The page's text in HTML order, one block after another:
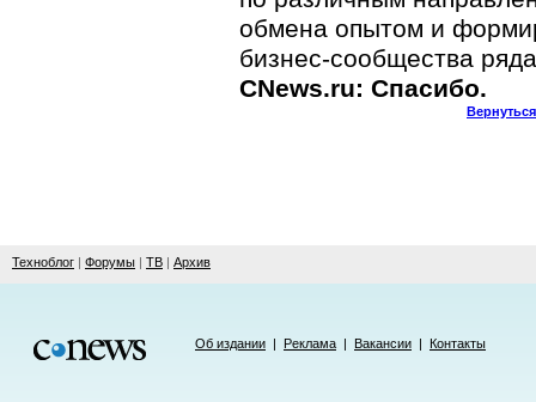
обмена опытом и
бизнес-сообщества
CNews.ru: Спасибо.
Техноблог | Форумы | ТВ | Архив
Об издании | Реклама | Вакансии | Контакты